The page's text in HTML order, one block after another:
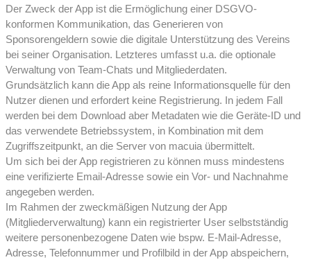
Der Zweck der App ist die Ermöglichung einer DSGVO-
konformen Kommunikation, das Generieren von
Sponsorengeldern sowie die digitale Unterstützung des Vereins
bei seiner Organisation. Letzteres umfasst u.a. die optionale
Verwaltung von Team-Chats und Mitgliederdaten.
Grundsätzlich kann die App als reine Informationsquelle für den
Nutzer dienen und erfordert keine Registrierung. In jedem Fall
werden bei dem Download aber Metadaten wie die Geräte-ID und
das verwendete Betriebssystem, in Kombination mit dem
Zugriffszeitpunkt, an die Server von macuia übermittelt.
Um sich bei der App registrieren zu können muss mindestens
eine verifizierte Email-Adresse sowie ein Vor- und Nachnahme
angegeben werden.
Im Rahmen der zweckmäßigen Nutzung der App
(Mitgliederverwaltung) kann ein registrierter User selbstständig
weitere personenbezogene Daten wie bspw. E-Mail-Adresse,
Adresse, Telefonnummer und Profilbild in der App abspeichern,